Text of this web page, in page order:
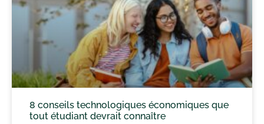
8 conseils technologiques économiques que
tout étudiant devrait connaître